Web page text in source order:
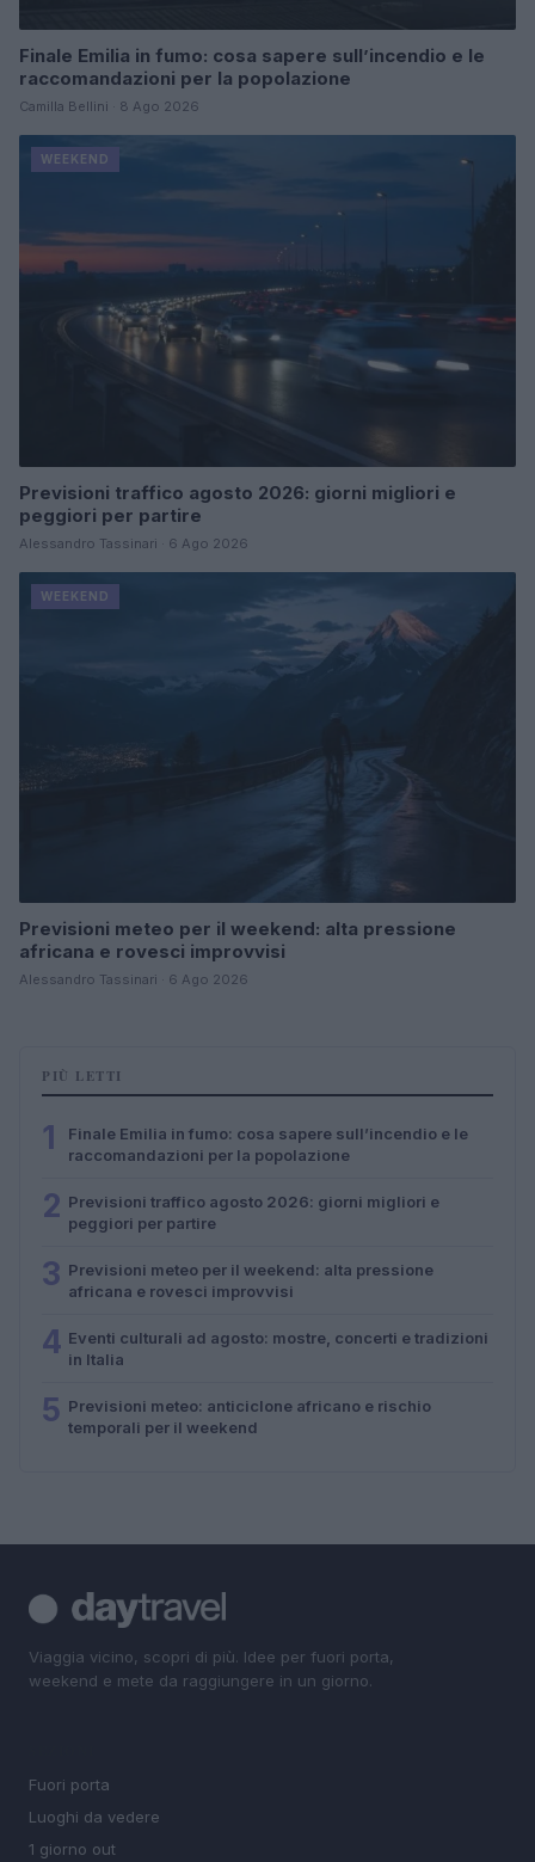
Finale Emilia in fumo: cosa sapere sull’incendio e le
raccomandazioni per la popolazione
Camilla Bellini · 8 Ago 2026
WEEKEND
Previsioni traffico agosto 2026: giorni migliori e
peggiori per partire
Alessandro Tassinari · 6 Ago 2026
WEEKEND
Previsioni meteo per il weekend: alta pressione
africana e rovesci improvvisi
Alessandro Tassinari · 6 Ago 2026
PIÙ LETTI
1
Finale Emilia in fumo: cosa sapere sull’incendio e le
raccomandazioni per la popolazione
2 Previsioni traffico agosto 2026: giorni migliori e
peggiori per partire
3 Previsioni meteo per il weekend: alta pressione
africana e rovesci improvvisi
4 Eventi culturali ad agosto: mostre, concerti e tradizioni
in Italia
5 Previsioni meteo: anticiclone africano e rischio
temporali per il weekend
Viaggia vicino, scopri di più. Idee per fuori porta,
weekend e mete da raggiungere in un giorno.
Fuori porta
Luoghi da vedere
1 giorno out